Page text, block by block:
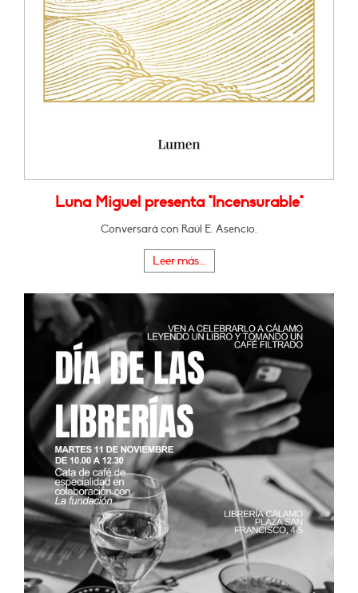
Luna Miguel presenta "Incensurable"
Conversará con Raúl E. Asencio.
Leer más...